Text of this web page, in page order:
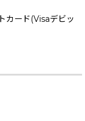
カード(Visaデビッ